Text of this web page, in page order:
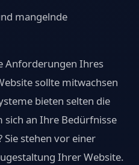
mangelnde
Anforderungen Ihres
sollte mitwachsen
bieten selten die
an Ihre Bedürfnisse
Sie stehen vor einer
Ihrer Website.